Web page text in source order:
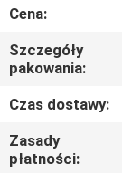
KONTROLA
JAKOŚCI
SIĘ
Z
Cena:
Szczegóły
pakowania:
Czas dostawy:
Zasady
płatności: